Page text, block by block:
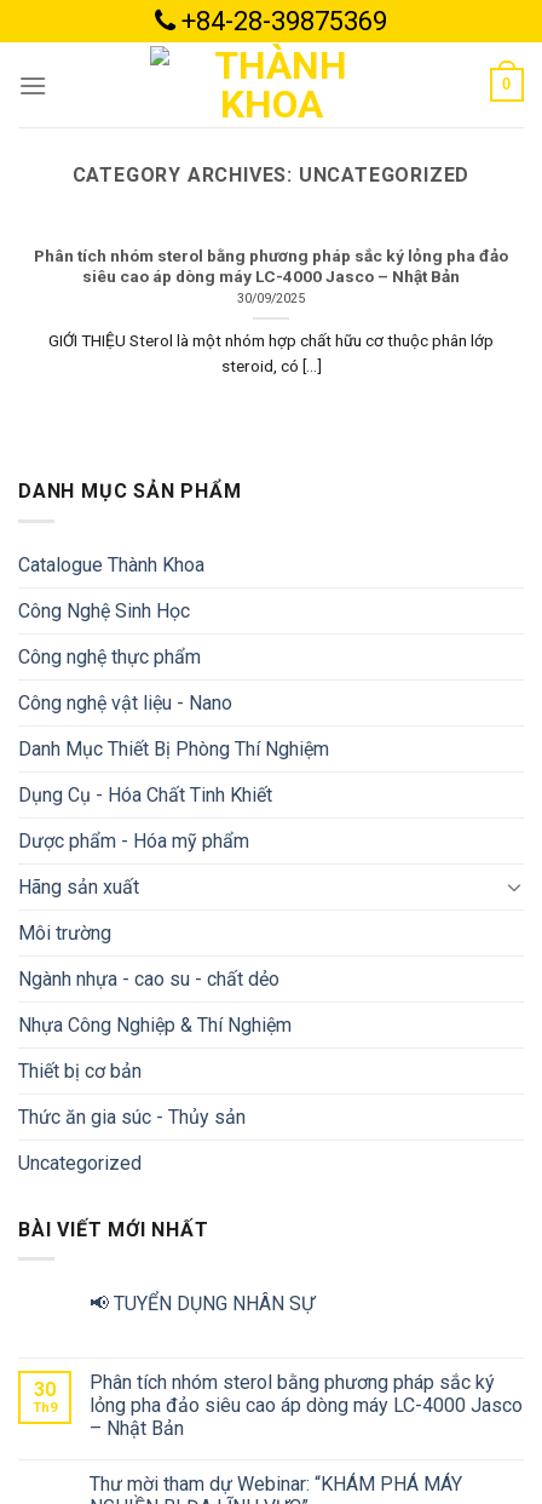
to
content
+84-28-39875369
0
CATEGORY ARCHIVES: UNCATEGORIZED
DANH MỤC SẢN PHẨM
Catalogue Thành Khoa
Công Nghệ Sinh Học
Công nghệ thực phẩm
Công nghệ vật liệu - Nano
Danh Mục Thiết Bị Phòng Thí Nghiệm
Dụng Cụ - Hóa Chất Tinh Khiết
Dược phẩm - Hóa mỹ phẩm
Hãng sản xuất
Môi trường
Ngành nhựa - cao su - chất dẻo
Nhựa Công Nghiệp & Thí Nghiệm
Thiết bị cơ bản
Thức ăn gia súc - Thủy sản
Uncategorized
BÀI VIẾT MỚI NHẤT
📢 TUYỂN DỤNG NHÂN SỰ
30
Th9
Phân tích nhóm sterol bằng phương pháp sắc ký
lỏng pha đảo siêu cao áp dòng máy LC-4000 Jasco
– Nhật Bản
Thư mời tham dự Webinar: “KHÁM PHÁ MÁY
Phân tích nhóm sterol bằng phương pháp sắc ký lỏng pha đảo
siêu cao áp dòng máy LC-4000 Jasco – Nhật Bản
30/09/2025
GIỚI THIỆU Sterol là một nhóm hợp chất hữu cơ thuộc phân lớp
steroid, có [...]